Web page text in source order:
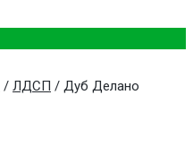
/ ЛДСП / Дуб Делано